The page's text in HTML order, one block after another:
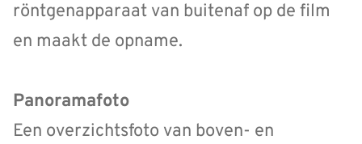
röntgenapparaat van buitenaf op de film
en maakt de opname.
Panoramafoto
Een overzichtsfoto van boven- en